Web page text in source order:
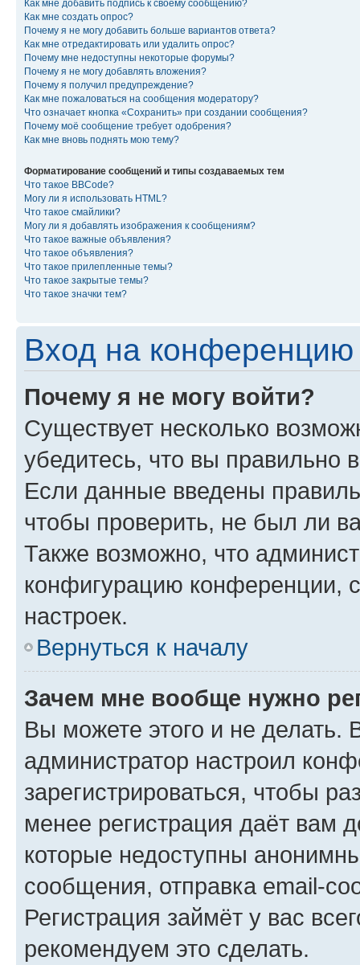
Как мне добавить подпись к своему сообщению?
Как мне создать опрос?
Почему я не могу добавить больше вариантов ответа?
Как мне отредактировать или удалить опрос?
Почему мне недоступны некоторые форумы?
Почему я не могу добавлять вложения?
Почему я получил предупреждение?
Как мне пожаловаться на сообщения модератору?
Что означает кнопка «Сохранить» при создании сообщения?
Почему моё сообщение требует одобрения?
Как мне вновь поднять мою тему?
Форматирование сообщений и типы создаваемых тем
Что такое BBCode?
Могу ли я использовать HTML?
Что такое смайлики?
Могу ли я добавлять изображения к сообщениям?
Что такое важные объявления?
Что такое объявления?
Что такое прилепленные темы?
Что такое закрытые темы?
Что такое значки тем?
Вход на конференцию
Почему я не могу войти?
Существует несколько
убедитесь, что вы правильно
Если данные введены
чтобы проверить, не был ли
Также возможно, что
конфигурацию конференции,
настроек.
Вернуться к началу
Зачем мне вообще нужно
Вы можете этого и не делать.
администратор настроил
зарегистрироваться, чтобы
менее регистрация даёт вам
которые недоступны
сообщения, отправка email-
Регистрация займёт у вас
рекомендуем это сделать.